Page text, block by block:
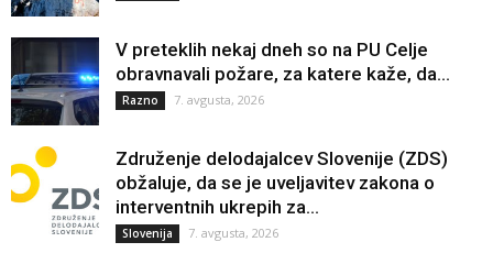
V preteklih nekaj dneh so na PU Celje
obravnavali požare, za katere kaže, da...
Razno 7. avgusta, 2026
Združenje delodajalcev Slovenije (ZDS)
obžaluje, da se je uveljavitev zakona o
interventnih ukrepih za...
Slovenija 7. avgusta, 2026